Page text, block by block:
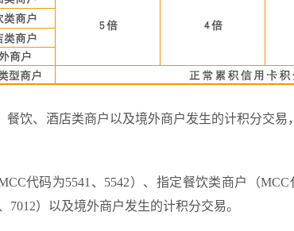
餐饮、酒店类商户以及境外商户发生的计积分交
代码为5541、5542）、指定餐饮类商户（
7012）以及境外商户发生的计积分交易。